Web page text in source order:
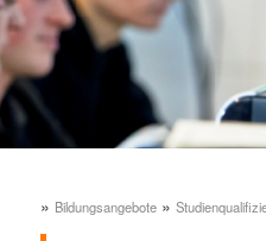
» Bildungsangebote»